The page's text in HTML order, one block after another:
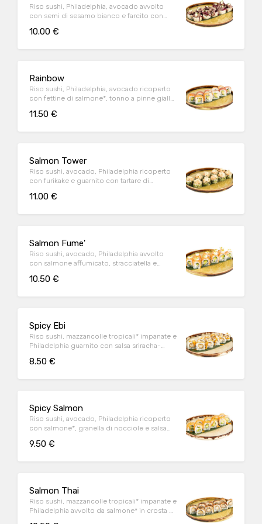
Riso sushi, Philadelphia, avocado avvolto
con semi di sesamo bianco e farcito con
salsa wasabi-mayo (10 pz)
10.00 €
Rainbow
Riso sushi, Philadelphia, avocado ricoperto
con fettine di salmone*, tonno a pinne gialle*
11.50 €
Salmon Tower
Riso sushi, avocado, Philadelphia ricoperto
con furikake e guarnito con tartare di
mayo (10 pz)
11.00 €
Salmon Fume'
Riso sushi, avocado, Philadelphia avvolto
con salmone affumicato, stracciatella e
10.50 €
Spicy Ebi
Riso sushi, mazzancolle tropicali* impanate e
Philadelphia guarnito con salsa sriracha-
8.50 €
Spicy Salmon
Riso sushi, avocado, Philadelphia ricoperto
con salmone*, granella di nocciole e salsa
9.50 €
Salmon Thai
Riso sushi, mazzancolle tropicali* impanate e
Philadelphia avvolto da salmone* in crosta di